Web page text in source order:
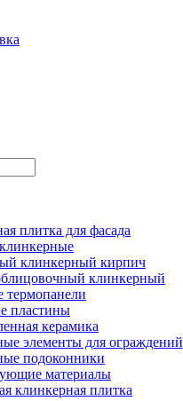
плитка для фасада
клинкерный кирпич
клинкерный
термопанели
пластины
керамика
элементы для ограждений
подоконники
материалы
клинкерная плитка